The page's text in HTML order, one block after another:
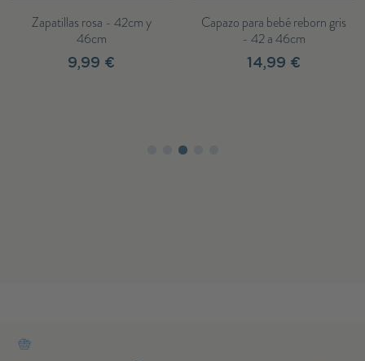
Zapatillas rosa - 42cm y
46cm
9,99 €
Capazo para bebé reborn gris
- 42 a 46cm
14,99 €